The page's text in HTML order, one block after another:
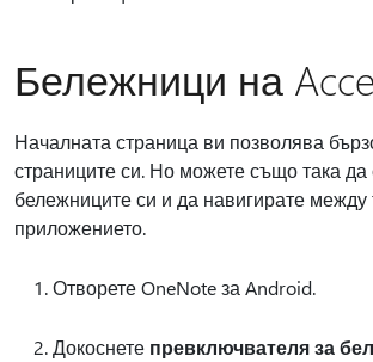
Бележници на
Началната страница ви позволява
страниците си. Но можете също така да
бележниците си и да навигирате между
приложението.
Отворете OneNote за Android.
Докоснете превключвателя за